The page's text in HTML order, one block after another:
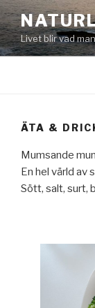
Hoppa
till
innehållLivet blir vad
ÄTA &
Mumsande
En hel värld av
Sött, salt, surt,